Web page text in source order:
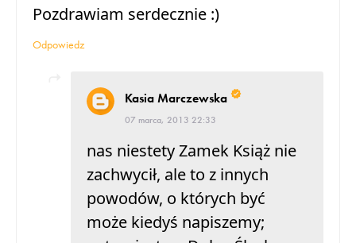
Pozdrawiam serdecznie :)
Odpowiedz
Kasia Marczewska
07 marca, 2013 22:33
nas niestety Zamek Książ nie
zachwycił, ale to z innych
powodów, o których być
może kiedyś napiszemy;